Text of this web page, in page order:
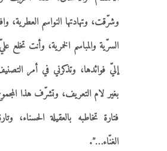
وشرّقت، وتهادتها النواسم العطرية،
السرّية والمباسم الخمرية، وأنت تخلع
إليّ فوائدها، وتذكرني في أمر
بغير لام التعريف، وتشرّف هذا
فتارة تخاطبه بالعقيلة الحسناء،
الغنّاء…”.